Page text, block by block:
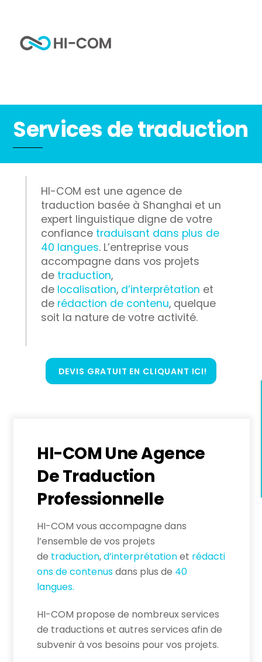
content
Services de traduction
HI-COM est une agence de
traduction basée à Shanghai et un
expert linguistique digne de votre
confiance traduisant dans plus de
40 langues. L’entreprise vous
accompagne dans vos projets
de traduction,
de localisation, d’interprétation et
de rédaction de contenu, quelque
soit la nature de votre activité.
DEVIS GRATUIT EN CLIQUANT ICI!
HI-COM Une Agence
De Traduction
Professionnelle
HI-COM vous accompagne dans
l’ensemble de vos projets
de traduction,d’interprétationet rédacti
ons de contenusdans plus de 40
langues.
HI-COM propose de nombreux services
de traductions et autres services afin de
subvenir à vos besoins pour vos projets.